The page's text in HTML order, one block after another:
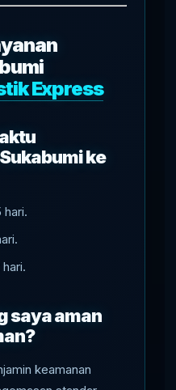
Express
ke
hari.
hari.
saya aman
keamanan